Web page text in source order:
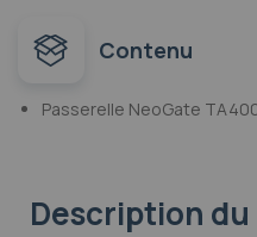
Contenu
Passerelle NeoGate
Description du